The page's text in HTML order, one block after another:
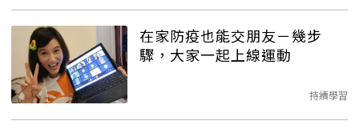
在家防疫也能交朋友－幾步
驟，大家一起上線運動
持續學習